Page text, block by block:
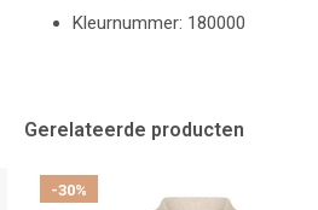
Kleurnummer: 180000
Gerelateerde producten
-30%